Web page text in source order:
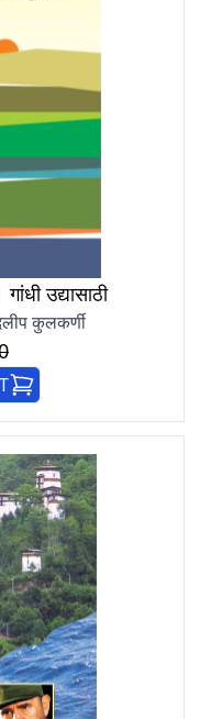
उद्यासाठी
कुलकर्णी